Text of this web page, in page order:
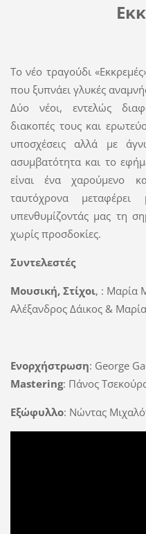
Το νέο τραγούδι
που ξυπνάει γλυκές
Δύο νέοι, εντελώς
διακοπές τους και
υποσχέσεις αλλά με
ασυμβατότητα και το
είναι ένα χαρούμενο
ταυτόχρονα μεταφέρει
υπενθυμίζοντάς μας τη
χωρίς προσδοκίες.
Συντελεστές
Μουσική, Στίχοι, : Μαρία
Αλέξανδρος Δάικος &
Ενορχήστρωση: George
Mastering: Πάνος
Εξώφυλλο: Νώντας